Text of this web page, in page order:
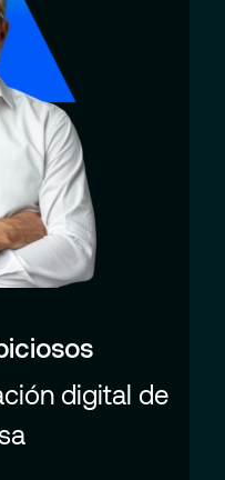
digital de